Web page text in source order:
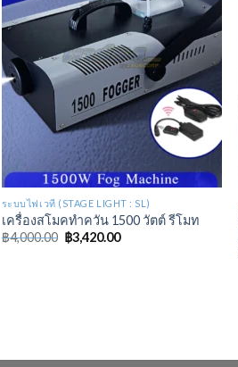
ระบบไฟเวที (STAGE LIGHT : SL)
เครื่องสโมคทำควัน 1500 วัตต์ รีโมท
฿4,000.00 ฿3,420.00